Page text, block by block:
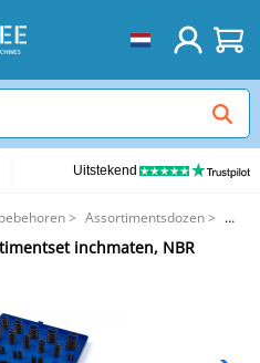
Uitstekend
> Assortimentsdozen>
inchmaten, NBR
inchmaten, NBR